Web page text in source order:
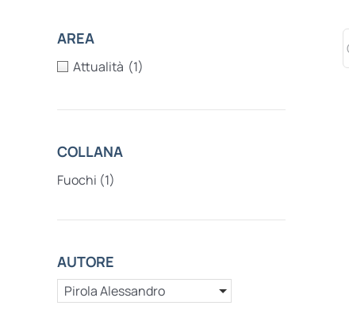
AREA
Attualità (1)
COLLANA
Fuochi (1)
AUTORE
Pirola Alessandro